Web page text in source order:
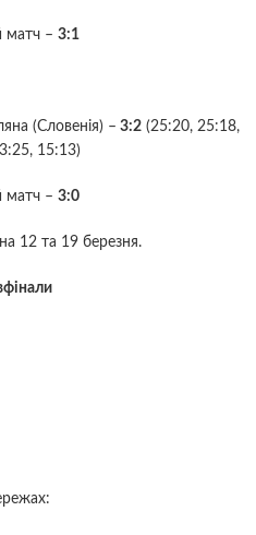
матч – 3:1
(Словенія) – 3:2(25:20, 25:18,
15:13)
матч – 3:0
на 12 та 19 березня.